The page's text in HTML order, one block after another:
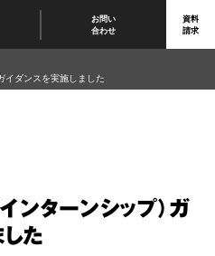
お問い
合わせ
資料
請求
インターンシップ）ガ
た
イダンスを実施しました